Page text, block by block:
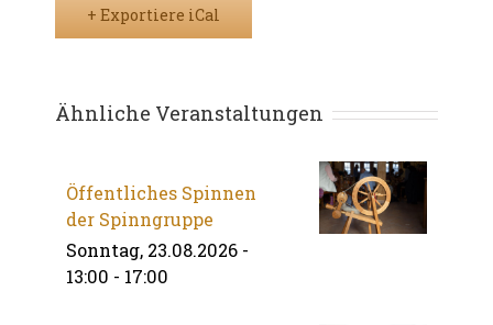
+ Exportiere iCal
Ähnliche Veranstaltungen
Öffentliches Spinnen
der Spinngruppe
Sonntag, 23.08.2026 -
13:00 - 17:00